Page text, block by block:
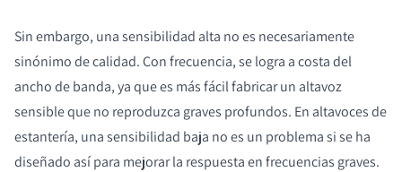
Sin embargo, una sensibilidad alta no es necesariamente
sinónimo de calidad. Con frecuencia, se logra a costa del
ancho de banda, ya que es más fácil fabricar un altavoz
sensible que no reproduzca graves profundos. En altavoces de
estantería, una sensibilidad baja no es un problema si se ha
diseñado así para mejorar la respuesta en frecuencias graves.